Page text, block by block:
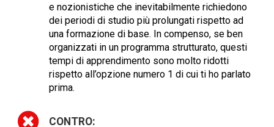
e nozionistiche che inevitabilmente richiedono
dei periodi di studio più prolungati rispetto ad
una formazione di base. In compenso, se ben
organizzati in un programma strutturato, questi
tempi di apprendimento sono molto ridotti
rispetto all’opzione numero 1 di cui ti ho parlato
prima.
CONTRO: